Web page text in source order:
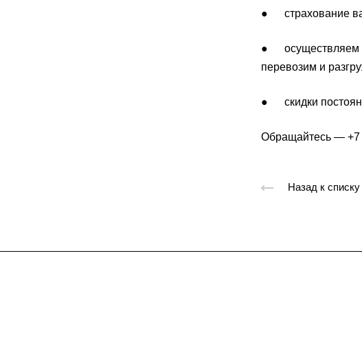
● страхование
● осуществляем
перевозим и
● скидки
Обращайтесь — +7
Назад к списку